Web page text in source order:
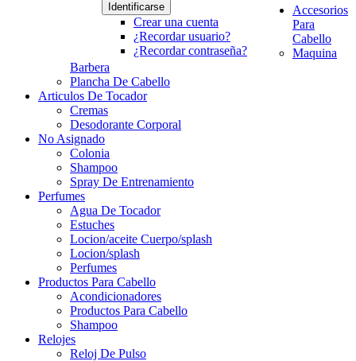
Identificarse
Crear una cuenta
¿Recordar usuario?
¿Recordar contraseña?
Accesorios
Para
Cabello
Maquina
Barbera
Plancha De Cabello
Articulos De Tocador
Cremas
Desodorante Corporal
No Asignado
Colonia
Shampoo
Spray De Entrenamiento
Perfumes
Agua De Tocador
Estuches
Locion/aceite Cuerpo/splash
Locion/splash
Perfumes
Productos Para Cabello
Acondicionadores
Productos Para Cabello
Shampoo
Relojes
Reloj De Pulso